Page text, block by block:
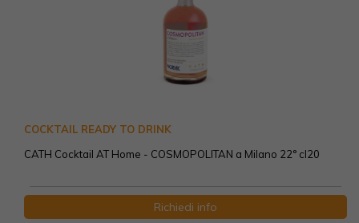
COCKTAIL READY TO DRINK
CATH Cocktail AT Home - COSMOPOLITAN a Milano 22° cl20
Richiedi info